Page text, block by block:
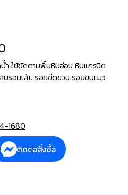
ำ ใช้ขัดตามพื้นหินอ่อน หินแกรนิต
บรอยเส้น รอยขีดขวน รอยขนแมว
1680
ติดต่อสั่งซื้อ